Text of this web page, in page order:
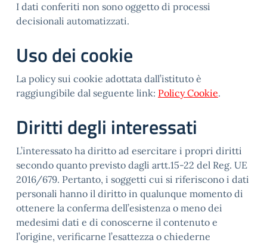
I dati conferiti non sono oggetto di processi
decisionali automatizzati.
Uso dei cookie
La policy sui cookie adottata dall’istituto è
raggiungibile dal seguente link: Policy Cookie.
Diritti degli interessati
L’interessato ha diritto ad esercitare i propri diritti
secondo quanto previsto dagli artt.15-22 del Reg. UE
2016/679. Pertanto, i soggetti cui si riferiscono i dati
personali hanno il diritto in qualunque momento di
ottenere la conferma dell’esistenza o meno dei
medesimi dati e di conoscerne il contenuto e
l’origine, verificarne l’esattezza o chiederne